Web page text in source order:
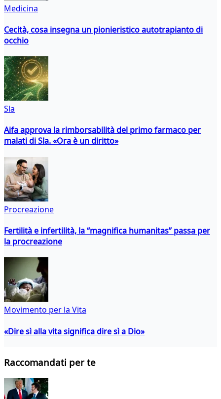
Medicina
Cecità, cosa insegna un pionieristico autotrapianto di
occhio
Sla
Aifa approva la rimborsabilità del primo farmaco per
malati di Sla. «Ora è un diritto»
Procreazione
Fertilità e infertilità, la “magnifica humanitas” passa per
la procreazione
Movimento per la Vita
«Dire sì alla vita significa dire sì a Dio»
Raccomandati per te